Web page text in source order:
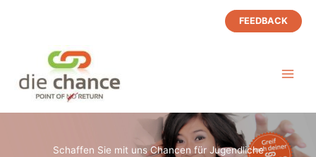
FEEDBACK
Schaffen Sie mit uns Chancen für Jugendliche